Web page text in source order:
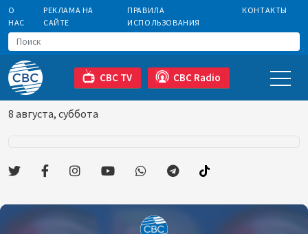
О
НАС
РЕКЛАМА НА
САЙТЕ
ПРАВИЛА
ИСПОЛЬЗОВАНИЯ
КОНТАКТЫ
CBC TV CBC Radio
8 августа, суббота